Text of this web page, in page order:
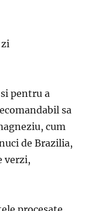
zi
pentru a
sa
cum
de Brazilia,
verzi,